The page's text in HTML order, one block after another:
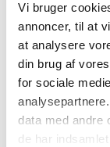
Vi bruger
annoncer, til at
at analysere
din brug af
for sociale
data med andre
de har